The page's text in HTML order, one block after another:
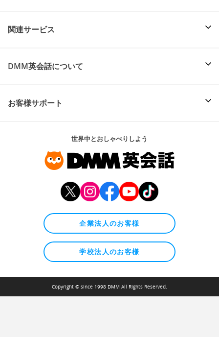
関連サービス
DMM英会話について
お客様サポート
世界中とおしゃべりしよう
企業法人のお客様
学校法人のお客様
Copyright © since 1998 DMM All Rights Reserved.